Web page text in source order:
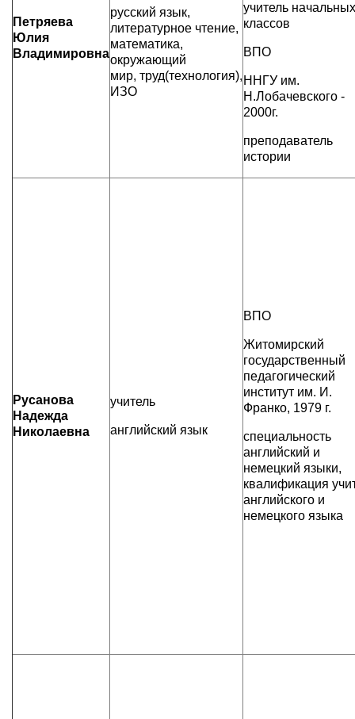
Петряева
Юлия
Владимировна
русский язык,
литературное чтение,
математика,
окружающий
мир, труд(технология),
ИЗО
учитель начальных
классов
ВПО
ННГУ им.
Н.Лобачевского -
2000г.
преподаватель
истории
Русанова
Надежда
Николаевна
учитель
английский язык
ВПО
Житомирский
государственный
педагогический
институт им. И.
Франко, 1979 г.
специальность
английский и
немецкий языки,
квалификация
английского и
немецкого языка